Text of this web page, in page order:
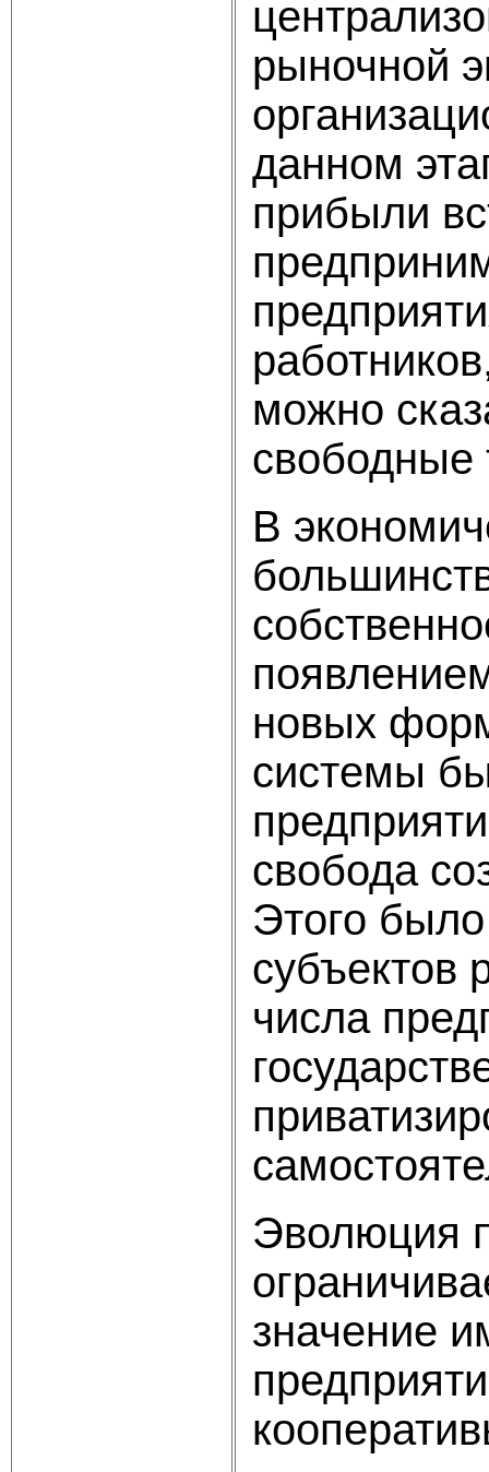
рыночной
данном
прибыли
можно
свободные
В
новых
системы
свобода
Этого
субъектов
числа
Эволюция
значение